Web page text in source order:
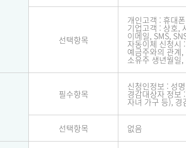
선택항목
개인고객 : 휴대
기업고객 : 상호,
이메일, SMS,
자동이체 신청시
예금주와의 관계
소유주 생년월일
필수항목
신청인정보 : 성
경감대상자 정보
자녀 가구 등),
선택항목
없음